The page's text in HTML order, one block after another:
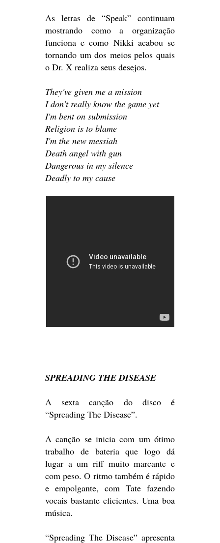
As letras de “Speak” continuam
mostrando como a organização
funciona e como Nikki acabou se
tornando um dos meios pelos quais
o Dr. X realiza seus desejos.
They've given me a mission
I don't really know the game yet
I'm bent on submission
Religion is to blame
I'm the new messiah
Death angel with gun
Dangerous in my silence
Deadly to my cause
SPREADING THE DISEASE
A sexta canção do disco é
“Spreading The Disease”.
A canção se inicia com um ótimo
trabalho de bateria que logo dá
lugar a um riff muito marcante e
com peso. O ritmo também é rápido
e empolgante, com Tate fazendo
vocais bastante eficientes. Uma boa
música.
“Spreading The Disease” apresenta